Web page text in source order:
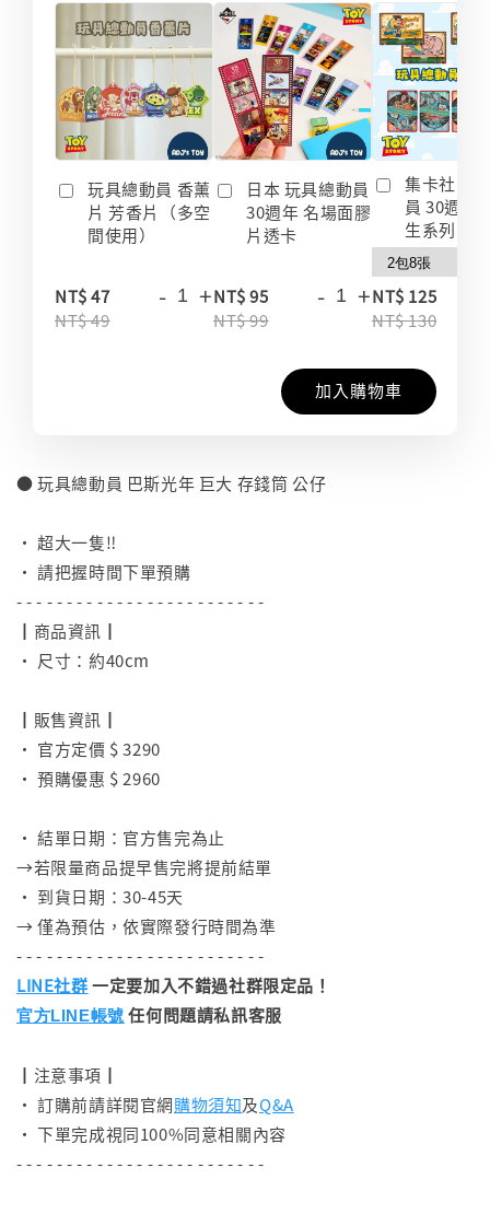
玩具總動員 香薰
片 芳香片（多空
間使用）
NT$ 47
NT$ 49
- +
日本 玩具總動員
30週年 名場面膠
片透卡
NT$ 95
NT$ 99
- +
集卡社 玩
員 30週年
生系列 收
NT$ 125
NT$ 130
加入購物車
● 玩具總動員 巴斯光年 巨大 存錢筒 公仔
• 超大一隻‼️
• 請把握時間下單預購
- - - - - - - - - - - - - - - - - - - - - - - - -
┃商品資訊┃
• 尺寸：約40cm
┃販售資訊┃
• 官方定價 $ 3290
• 預購優惠 $ 2960
• 結單日期：官方售完為止
→若限量商品提早售完將提前結單
• 到貨日期：30-45天
→ 僅為預估，依實際發行時間為準
- - - - - - - - - - - - - - - - - - - - - - - - -
LINE社群一定要加入不錯過社群限定品！
官方LINE帳號 任何問題請私訊客服
┃注意事項┃
• 訂購前請詳閱官網購物須知及Q&A
• 下單完成視同100%同意相關內容
- - - - - - - - - - - - - - - - - - - - - - - - -